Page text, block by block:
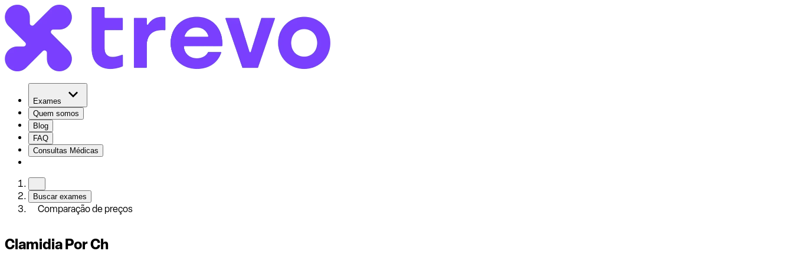
Exames
Quem somos
Blog
FAQ
Consultas Médicas
Buscar exames
Comparação de preços
Clamidia Por Ch